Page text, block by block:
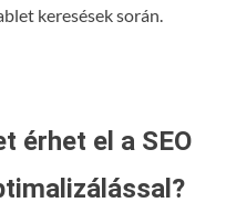
keresések során.
érhet el a SEO